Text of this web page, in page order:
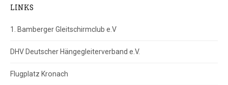
LINKS
1. Bamberger Gleitschirmclub e.V
DHV Deutscher Hängegleiterverband e.V.
Flugplatz Kronach